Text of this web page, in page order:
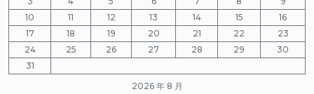
2026 年 8 月
10
11 12 13 14 15
16
17
18 19 20 21 22
23
24
25 26 27 28 29
30
31